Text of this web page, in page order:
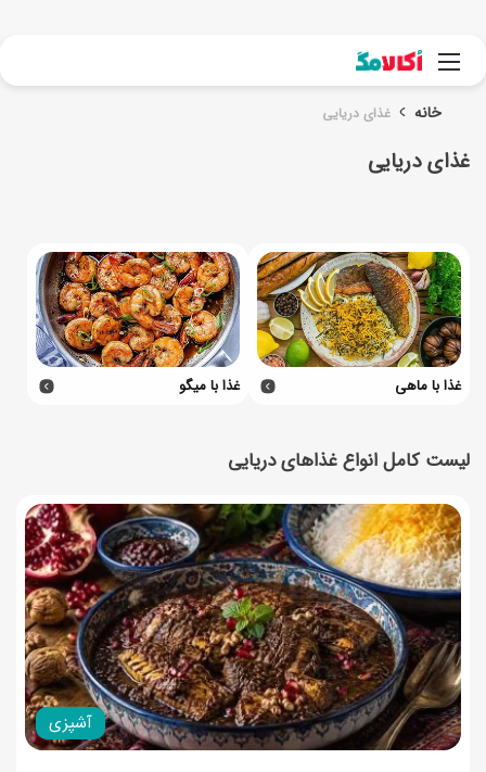
منو
خانه غذای دریایی
غذای دریایی
غذا با ماهی غذا با میگو
لیست کامل انواع غذاهای دریایی
آشپزی